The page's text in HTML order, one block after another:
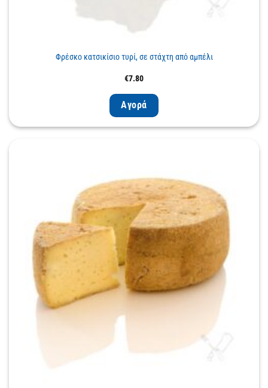
Φρέσκο κατσικίσιο τυρί, σε στάχτη από αμπέλι
€7.80
Αγορά